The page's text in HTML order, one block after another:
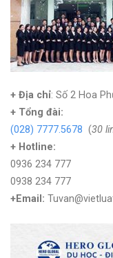
+ Địa chỉ: Số 2 Hoa
+ Tổng đài:
(028) 7777.5678 (30
+ Hotline:
0936 234 777
0938 234 777
+Email: